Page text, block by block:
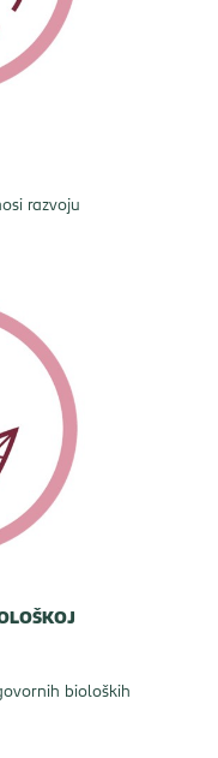
razvoju
bioloških